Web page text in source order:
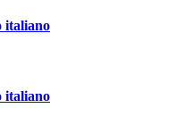
italiano
italiano